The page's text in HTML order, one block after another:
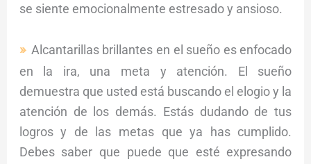
se siente emocionalmente estresado y ansioso.
Alcantarillas brillantes en el sueño es enfocado
en la ira, una meta y atención. El sueño
demuestra que usted está buscando el elogio y la
atención de los demás. Estás dudando de tus
logros y de las metas que ya has cumplido.
Debes saber que puede que esté expresando